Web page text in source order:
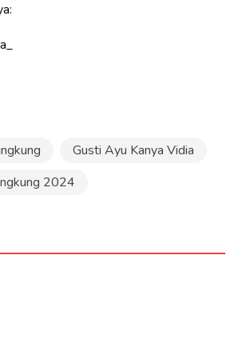
Gusti Ayu Kanya Vidia
2024